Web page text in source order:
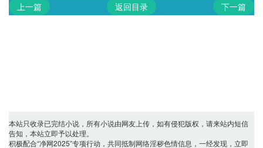
上一篇 返回目录 下一篇
本站只收录已完结小说，所有小说由网友上传，如有侵犯版权，请来站内短信
告知，本站立即予以处理。
积极配合“净网2025”专项行动，共同抵制网络淫秽色情信息，一经发现，立即